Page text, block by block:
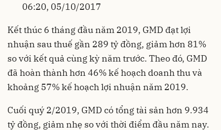
06:20, 05/10/2017
Kết thúc 6 tháng đầu năm 2019, GMD đạt lợi
nhuận sau thuế gần 289 tỷ đồng, giảm hơn 81%
so với kết quả cùng kỳ năm trước. Theo đó, GMD
đã hoàn thành hơn 46% kế hoạch doanh thu và
khoảng 57% kế hoạch lợi nhuận năm 2019.
Cuối quý 2/2019, GMD có tổng tài sản hơn 9.934
tỷ đồng, giảm nhẹ so với thời điểm đầu năm nay.